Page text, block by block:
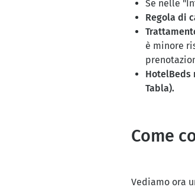
Se nelle
Regola di
è minore
HotelBeds
Tabla).
Come
Vediamo ora